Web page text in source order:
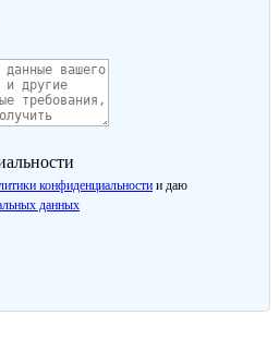
конфиденциальности и даю
данных